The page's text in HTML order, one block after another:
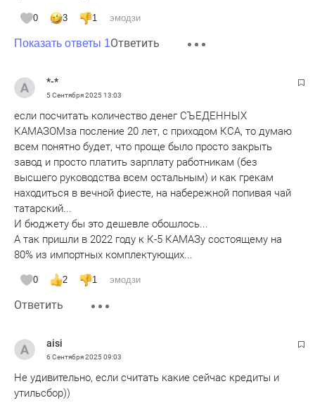
0 3 1 эмодзи
Показать ответы 1Ответить
*-*
5 Сентября 202513:03
если посчитать количество денег СЪЕДЕННЫХ
КАМАЗОМза посление 20 лет, с приходом КСА, то думаю
всем понятно будет, что проще было просто закрыть
завод и просто платить зарплату работникам (без
высшего руководства всем остальным) и как грекам
находиться в вечной фиесте, на набережной попивая чай
татарский...
И бюджету бы это дешевле обошлось...
А так пришли в 2022 году к К-5 КАМАЗу состоящему на
80% из импортных комплектующих...
0 2 1 эмодзи
Ответить
aisi
6 Сентября 202509:03
Не удивительно, если считать какие сейчас кредиты и
утильсбор))